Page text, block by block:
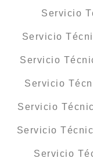
Servicio
Servicio
Servicio
Servicio
Servicio
Servicio
Servicio